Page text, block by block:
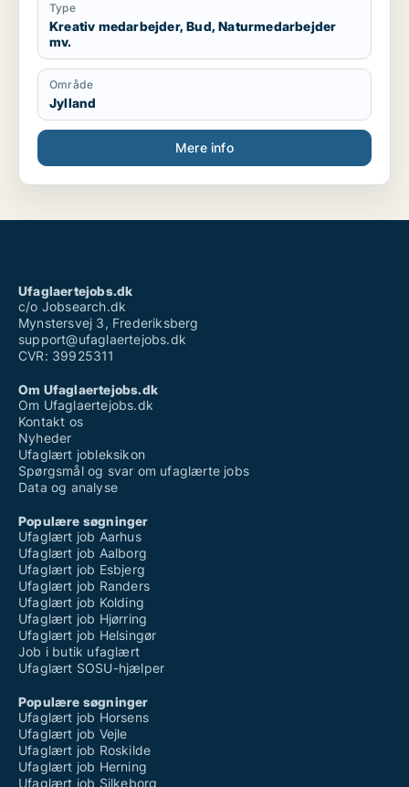
praktikplads.
Jeg er mødestabil, pligtopfyldende, fleksibel og
hjælpsom. Jeg er ikke bange for at give en hånd
ekstra.
Type
Kreativ medarbejder, Bud, Naturmedarbejder
mv.
Område
Jylland
Mere info
Ufaglaertejobs.dk
c/o Jobsearch.dk
Mynstersvej 3, Frederiksberg
support@ufaglaertejobs.dk
CVR: 39925311
Om Ufaglaertejobs.dk
Om Ufaglaertejobs.dk
Kontakt os
Nyheder
Ufaglært jobleksikon
Spørgsmål og svar om ufaglærte jobs
Data og analyse
Populære søgninger
Ufaglært job Aarhus
Ufaglært job Aalborg
Ufaglært job Esbjerg
Ufaglært job Randers
Ufaglært job Kolding
Ufaglært job Hjørring
Ufaglært job Helsingør
Job i butik ufaglært
Ufaglært SOSU-hjælper
Populære søgninger
Ufaglært job Horsens
Ufaglært job Vejle
Ufaglært job Roskilde
Ufaglært job Herning
Ufaglært job Silkeborg